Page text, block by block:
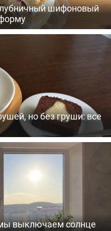
шифоновый
но без груши: все
выключаем солнце